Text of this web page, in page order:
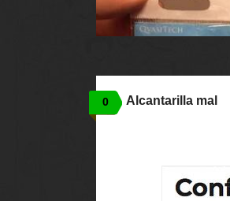
0 Alcantarilla mal